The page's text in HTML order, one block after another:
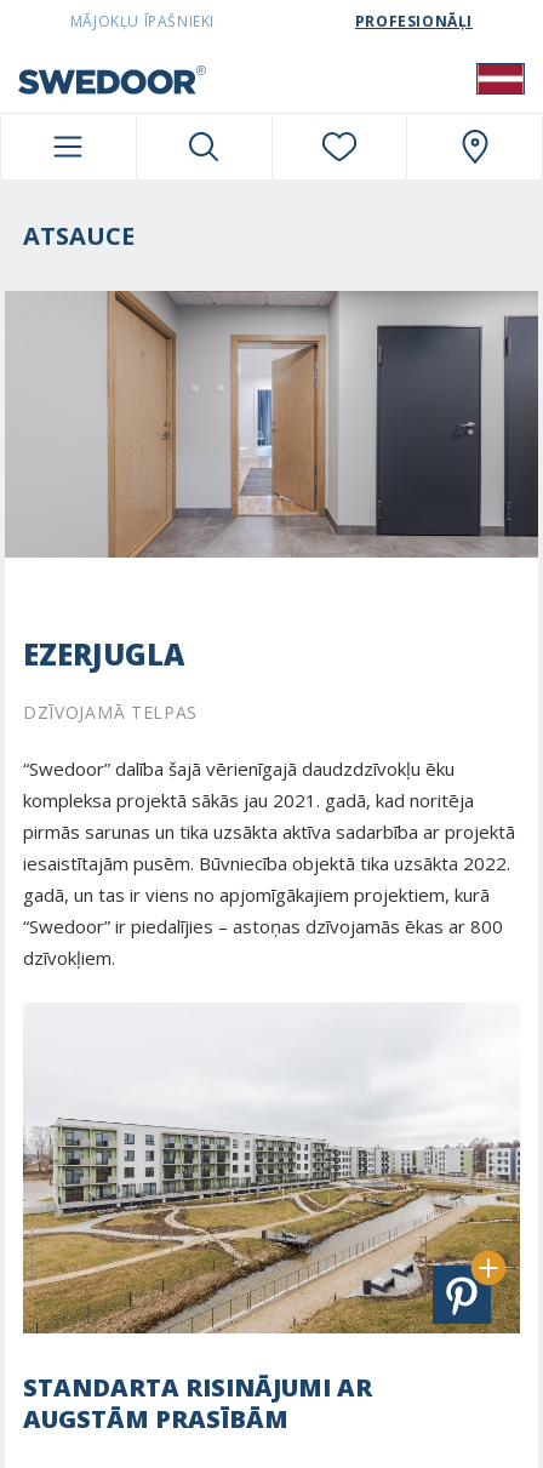
SWEDOORLATVIA NAVIGATION
MĀJOKĻU ĪPAŠNIEKI PROFESIONĀĻI
ATSAUCE
EZERJUGLA
DZĪVOJAMĀ TELPAS
“Swedoor” dalība šajā vērienīgajā daudzdzīvokļu ēku
kompleksa projektā sākās jau 2021. gadā, kad noritēja
pirmās sarunas un tika uzsākta aktīva sadarbība ar projektā
iesaistītajām pusēm. Būvniecība objektā tika uzsākta 2022.
gadā, un tas ir viens no apjomīgākajiem projektiem, kurā
“Swedoor” ir piedalījies – astoņas dzīvojamās ēkas ar 800
dzīvokļiem.
STANDARTA RISINĀJUMI AR
AUGSTĀM PRASĪBĀM